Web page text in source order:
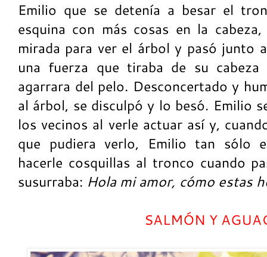
Emilio que se detenía a besar el
esquina con más cosas en la
mirada para ver el árbol y pasó junto
una fuerza que tiraba de su
agarrara del pelo. Desconcertado y
al árbol, se disculpó y lo besó. Emilio
los vecinos al verle actuar así y,
que pudiera verlo, Emilio tan sólo
hacerle cosquillas al tronco cuando
susurraba: Hola mi amor, cómo estas
SALMÓN Y